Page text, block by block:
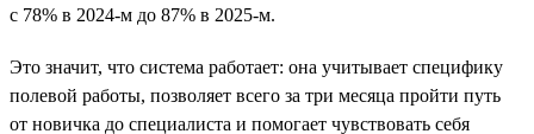
с 78% в 2024-м до 87% в 2025-м.
Это значит, что система работает: она учитывает специфику
полевой работы, позволяет всего за три месяца пройти путь
от новичка до специалиста и помогает чувствовать себя